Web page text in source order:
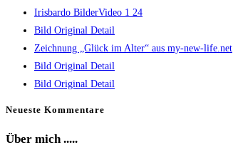
Irisbardo BilderVideo 1 24
Bild Original Detail
Zeichnung „Glück im Alter“ aus my-new-life.net
Bild Original Detail
Bild Original Detail
Neueste Kommentare
Über mich .....